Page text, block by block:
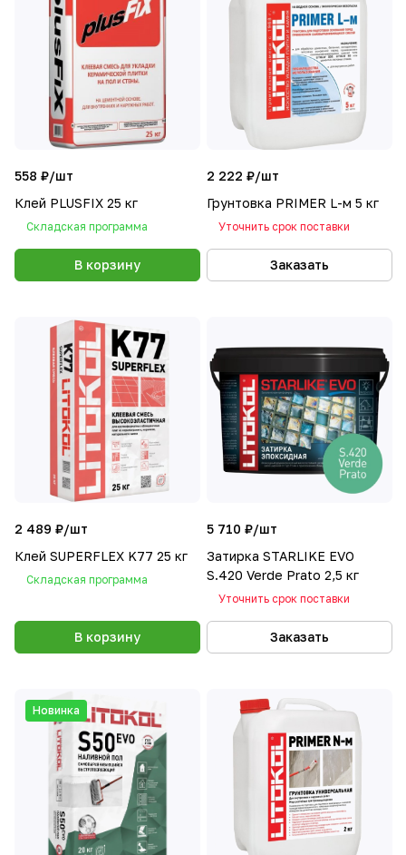
558 ₽/шт
Клей PLUSFIX 25 кг
Складская программа
В корзину
2 222 ₽/шт
Грунтовка PRIMER L-м 5 кг
Уточнить срок поставки
Заказать
2 489 ₽/шт
Клей SUPERFLEX K77 25 кг
Складская программа
В корзину
5 710 ₽/шт
Затирка STARLIKE EVO
S.420 Verde Prato 2,5 кг
Уточнить срок поставки
Заказать
Новинка